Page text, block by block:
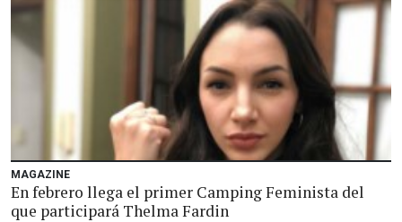
MAGAZINE
En febrero llega el primer Camping Feminista del
que participará Thelma Fardin